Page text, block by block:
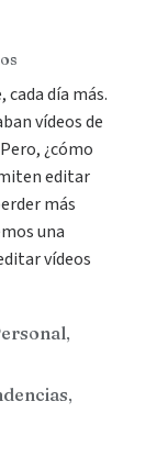
día más.
vídeos de
¿cómo
editar
más
una
vídeos
,
,